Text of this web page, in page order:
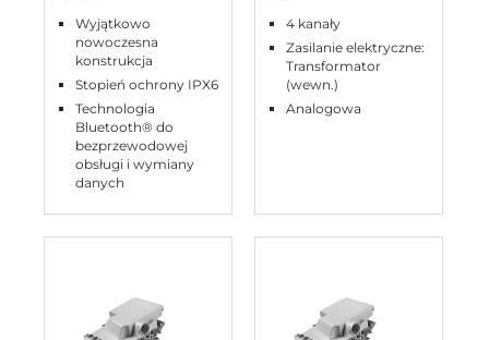
Wyjątkowo
nowoczesna
konstrukcja
Stopień ochrony IPX6
Technologia
Bluetooth® do
bezprzewodowej
obsługi i wymiany
danych
4 kanały
Zasilanie elektryczne:
Transformator
(wewn.)
Analogowa